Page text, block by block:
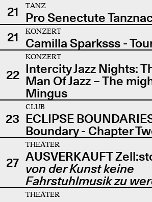
21
TANZ
Pro Senectute
21
KONZERT
Camilla Sparksss -
22
KONZERT
Intercity Jazz Nights:
Man Of Jazz – The
Mingus
23
CLUB
ECLIPSE
Boundary - Chapter
27
THEATER
AUSVERKAUFT
von der Kunst keine
Fahrstuhlmusik zu
THEATER